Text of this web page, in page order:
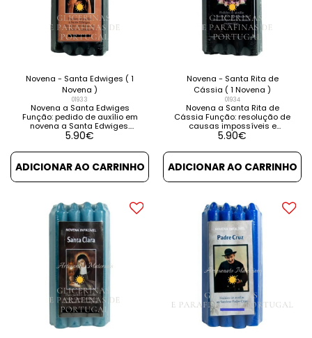
Novena - Santa Edwiges ( 1
Novena )
01933
Novena a Santa Edwiges
Função: pedido de auxílio em
novena a Santa Edwiges.
Resolver problemas de
Contém instruções e
orações. VER DETALHES VER
PRODUTOS RELACIONADOS
5.90€
ADICIONAR AO CARRINHO
Novena - Santa Rita de
Cássia ( 1 Novena )
01934
Novena a Santa Rita de
Cássia Função: resolução de
causas impossíveis e
causas esquecidas. Contém
DETALHES VER PRODUTOS
RELACIONADOS
5.90€
ADICIONAR AO CARRINHO